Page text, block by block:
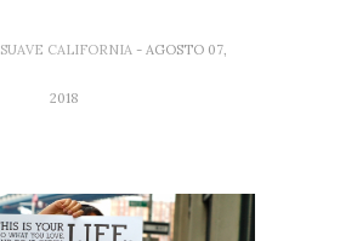
SUAVE CALIFORNIA - AGOSTO 07,
2018